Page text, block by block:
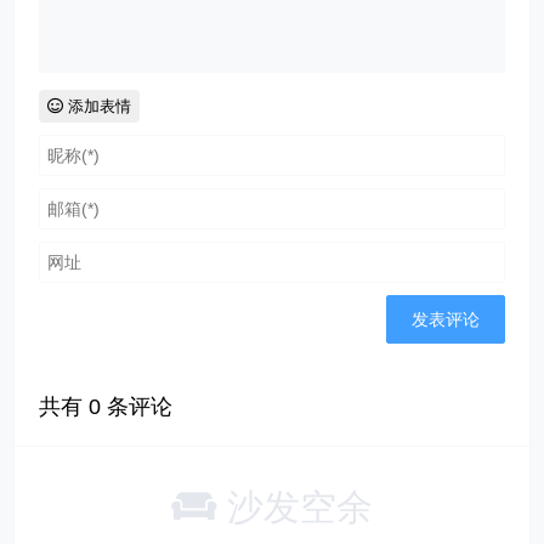
添加表情
共有0 条评论
沙发空余